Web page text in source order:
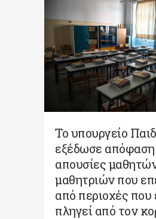
Το υπουργείο
εξέδωσε απόφαση
απουσίες
μαθητριών που
από περιοχές που
πληγεί από τον